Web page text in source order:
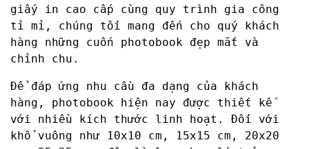
giấy in cao cấp cùng quy trình gia công
tỉ mỉ, chúng tối mang đến cho quý khách
hàng những cuốn photobook đẹp mắt và
chỉnh chu.
Để đáp ứng nhu cầu đa dạng của khách
hàng, photobook hiện nay được thiết kế
với nhiều kích thước linh hoạt. Đối với
khổ vuông như 10x10 cm, 15x15 cm, 20x20